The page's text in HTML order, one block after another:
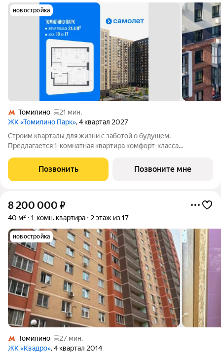
новостройка
Томилино
21 мин.
ЖК «Томилино Парк», 4 квартал 2027
Строим кварталы для жизни с заботой о будущем.
Предлагается 1-комнатная квартира комфорт-класса
этаже, в жилом комплексе "Томилино Парк".Квартира
комплекса на выбор: может быть как с
Позвонить Позвоните мне
8 200 000 ₽
40 м² 1-комн. квартира 2 этаж из 17
новостройка
Томилино
27 мин.
ЖК «Квадро», 4 квартал 2014